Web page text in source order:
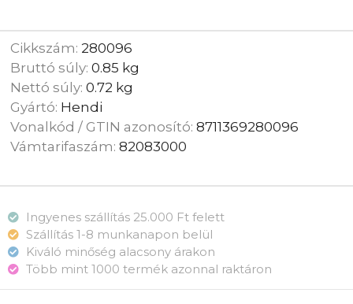
Cikkszám: 280096
Bruttó súly:0.85 kg
Nettó súly:0.72 kg
Gyártó: Hendi
Vonalkód / GTIN azonosító:8711369280096
Vámtarifaszám:82083000
Ingyenes szállítás 25.000 Ft felett
Szállítás 1-8 munkanapon belül
Kiváló minőség alacsony árakon
Több mint 1000 termék azonnal raktáron